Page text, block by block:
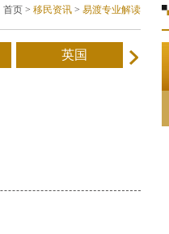
首页 > 移民资讯 > 易渡专业解读
英国